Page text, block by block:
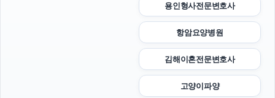
용인형사전문변호사
항암요양병원
김해이혼전문변호사
고양이파양